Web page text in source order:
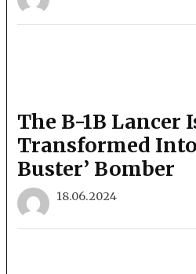
The B-1B Lancer
Transformed
Buster’ Bomber
18.06.2024